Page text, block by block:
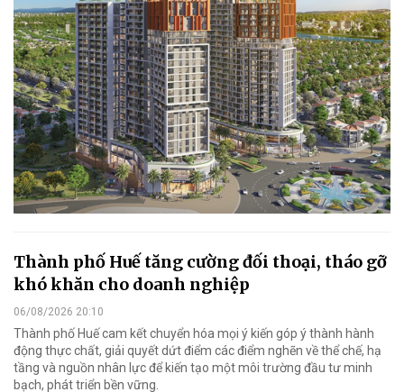
Thành phố Huế tăng cường đối thoại, tháo gỡ
khó khăn cho doanh nghiệp
06/08/2026 20:10
Thành phố Huế cam kết chuyển hóa mọi ý kiến góp ý thành hành
động thực chất, giải quyết dứt điểm các điểm nghẽn về thể chế, hạ
tầng và nguồn nhân lực để kiến tạo một môi trường đầu tư minh
bạch, phát triển bền vững.